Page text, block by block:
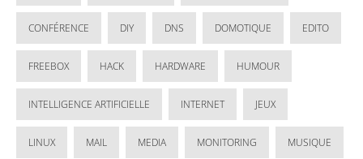
CONFÉRENCE DIY DNS DOMOTIQUE EDITO
FREEBOX HACK HARDWARE HUMOUR
INTELLIGENCE ARTIFICIELLE INTERNET JEUX
LINUX MAIL MEDIA MONITORING MUSIQUE